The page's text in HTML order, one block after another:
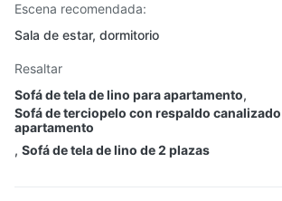
Escena recomendada:
Sala de estar, dormitorio
Resaltar
Sofá de tela de lino para apartamento,
Sofá de terciopelo con respaldo
apartamento
, Sofá de tela de lino de 2 plazas